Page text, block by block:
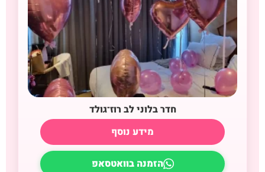
חדר בלוני לב רוז־גולד
מידע נוסף
הזמנה בוואטסאפ